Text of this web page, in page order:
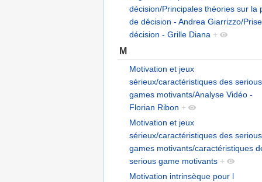
décision/Principales théories sur la
de décision - Andrea Giarrizzo/
décision - Grille Diana +
M
Motivation et jeux
sérieux/caractéristiques des serious
games motivants/Analyse Vidéo -
Florian Ribon +
Motivation et jeux
sérieux/caractéristiques des serious
games motivants/caractéristiques
serious game motivants +
Motivation intrinsèque pour l